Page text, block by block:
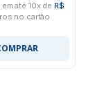
até 10x deR$
no cartão